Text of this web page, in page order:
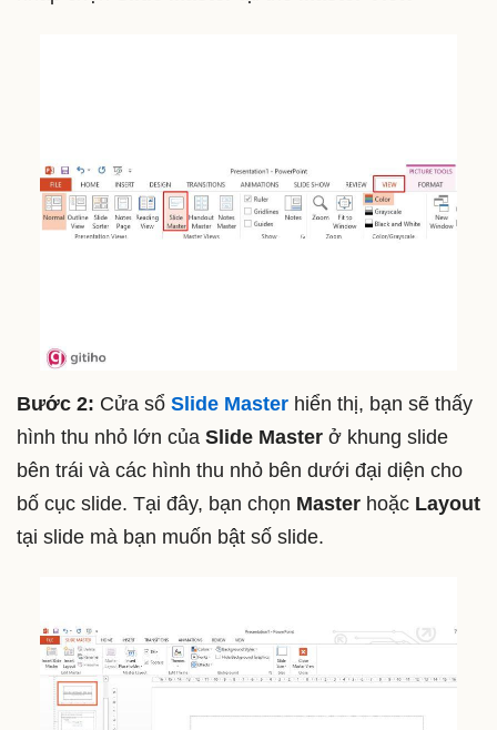
Bước 2: Cửa sổ Slide Master hiển thị, bạn sẽ thấy
hình thu nhỏ lớn của Slide Master ở khung slide
bên trái và các hình thu nhỏ bên dưới đại diện cho
bố cục slide. Tại đây, bạn chọn Master hoặc Layout
tại slide mà bạn muốn bật số slide.